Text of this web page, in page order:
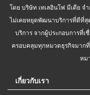
โดย บริษัท เทเลอินโฟ มีเดีย จ
ไม่เคยหยุดพัฒนาบริการที่ดีที่สุ
บริการ จากผู้ประกอบการที่
ครอบคลุมทุกหมวดธุรกิจมาก
หม
เกี่ยวกับเรา